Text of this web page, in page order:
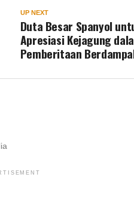
UP NEXT
Duta Besar Spanyol
Apresiasi Kejagung
Pemberitaan